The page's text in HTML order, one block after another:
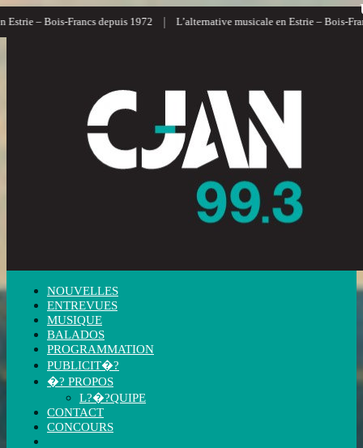
Bois-Francs depuis 1972 | L’alternative musicale en Estrie – Bois-Francs |
NOUVELLES
ENTREVUES
MUSIQUE
BALADOS
PROGRAMMATION
PUBLICIT�?
�? PROPOS
L?�?QUIPE
CONTACT
CONCOURS